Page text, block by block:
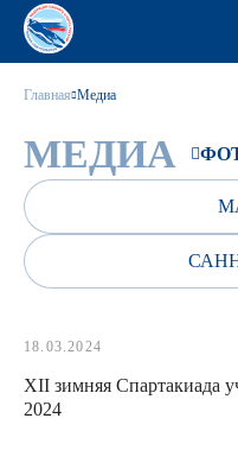
Главная Медиа
МЕДИА
18.03.2024
XII зимняя Спартакиада
2024